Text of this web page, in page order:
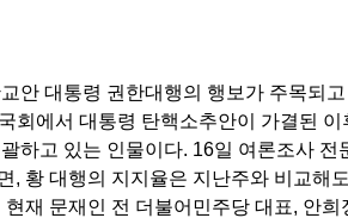
안 대통령 권한대행의 행보가 주목되
회에서 대통령 탄핵소추안이 가결된
하고 있는 인물이다. 16일 여론조사
, 황 대행의 지지율은 지난주와 비교해
현재 문재인 전 더불어민주당 대표, 안